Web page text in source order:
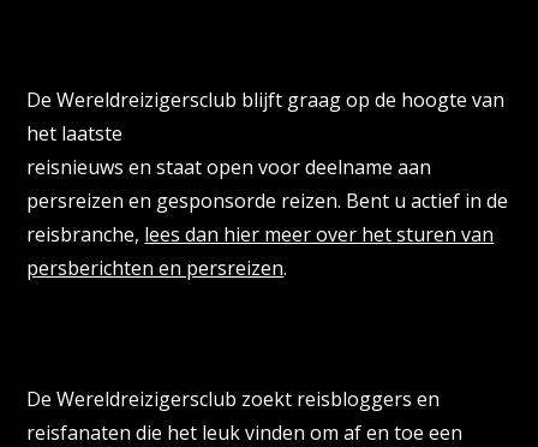
De Wereldreizigersclub blijft graag op de hoogte van
het laatste
reisnieuws en staat open voor deelname aan
persreizen en gesponsorde reizen. Bent u actief in de
reisbranche, lees dan hier meer over het sturen van
persberichten en persreizen.
De Wereldreizigersclub zoekt reisbloggers en
reisfanaten die het leuk vinden om af en toe een